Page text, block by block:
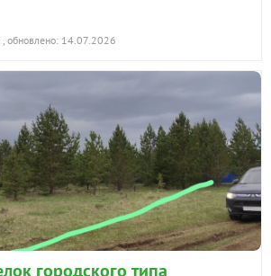
, обновлено: 14.07.2026
городского типа